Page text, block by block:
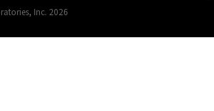
Inc. 2026